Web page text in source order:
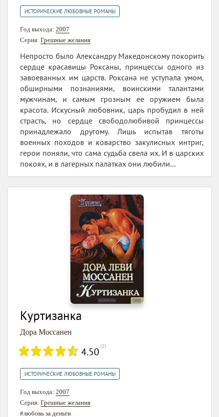
ИСТОРИЧЕСКИЕ ЛЮБОВНЫЕ РОМАНЫ
Год выхода: 2007
Серия: Грешные желания
Непросто было Александру Македонскому покорить
сердце красавицы Роксаны, принцессы одного из
завоеванных им царств. Роксана не уступала умом,
обширными познаниями, воинскими талантами
мужчинам, и самым грозным ее оружием была
красота. Искусный любовник, царь пробудил в ней
страсть, но сердце свободолюбивой принцессы
принадлежало другому. Лишь испытав тяготы
военных походов и коварство закулисных интриг,
герои поняли, что сама судьба свела их. И в царских
покоях, и в лагерных палатках они любили...
Куртизанка
Дора Моссанен
4.50 (2)
ИСТОРИЧЕСКИЕ ЛЮБОВНЫЕ РОМАНЫ
Год выхода: 2007
Серия: Грешные желания
#любовь за деньги